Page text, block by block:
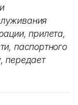
прилета,
паспортного
передает